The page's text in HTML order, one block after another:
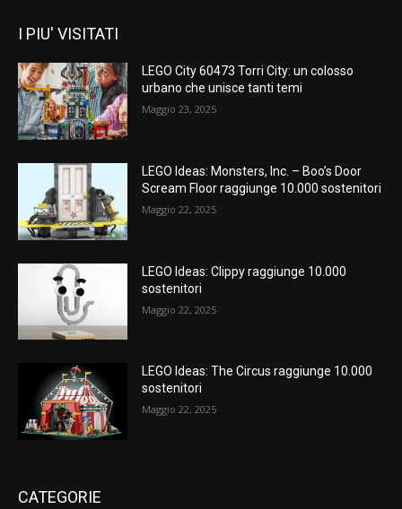
I PIU' VISITATI
LEGO City 60473 Torri City: un colosso
urbano che unisce tanti temi
Maggio 23, 2025
LEGO Ideas: Monsters, Inc. – Boo’s Door
Scream Floor raggiunge 10.000 sostenitori
Maggio 22, 2025
LEGO Ideas: Clippy raggiunge 10.000
sostenitori
Maggio 22, 2025
LEGO Ideas: The Circus raggiunge 10.000
sostenitori
Maggio 22, 2025
CATEGORIE